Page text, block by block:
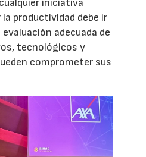
iniciativa
productividad debe ir
adecuada de
tecnológicos y
comprometer sus